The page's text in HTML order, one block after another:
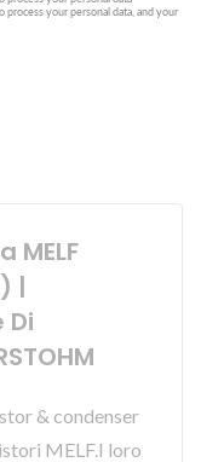
MELF
|
& condenser
MELF.I loro